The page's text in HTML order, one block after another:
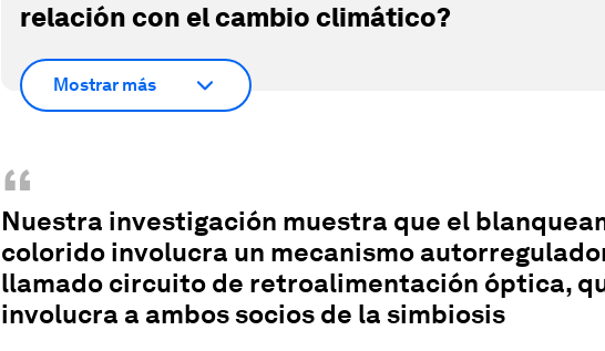
relación con el cambio climático?
Mostrar más
“
Nuestra investigación muestra que el
colorido involucra un mecanismo
llamado circuito de retroalimentación óptica,
involucra a ambos socios de la simbiosis